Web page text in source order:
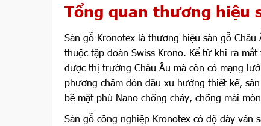
Tổng quan thương hiệu
Sàn gỗ Kronotex là thương hiệu sàn gỗ
thuộc tập đoàn Swiss Krono. Kể từ khi ra
được thị trường Châu Âu mà còn có mạng
phương châm đón đầu xu hướng thiết kế,
bề mặt phù Nano chống cháy, chống mài
Sàn gỗ công nghiệp Kronotex có độ dày ván